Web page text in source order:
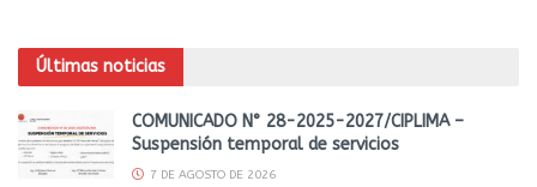
Últimas noticias
COMUNICADO N° 28-2025-2027/CIPLIMA –
Suspensión temporal de servicios
7 DE AGOSTO DE 2026